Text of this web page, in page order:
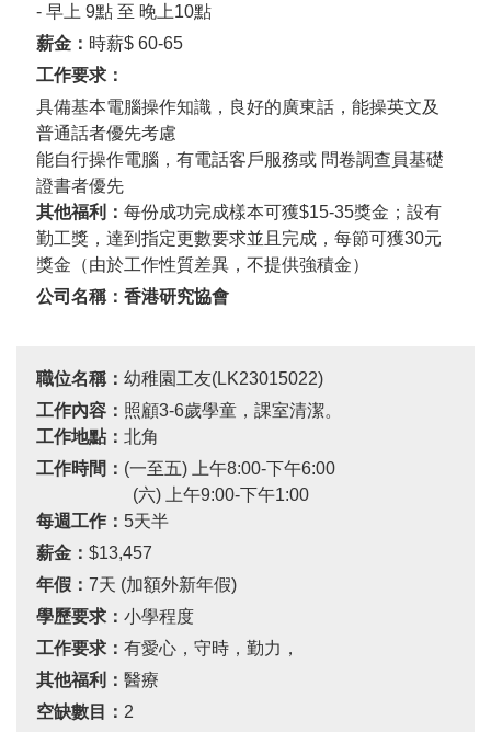
- 早上 9點 至 晚上10點
薪金： 時薪$ 60-65
工作要求：
具備基本電腦操作知識，良好的廣東話，能操英文及
普通話者優先考慮
能自行操作電腦，有電話客戶服務或 問卷調查員基礎
證書者優先
其他福利： 每份成功完成樣本可獲$15-35獎金；設有
勤工獎，達到指定更數要求並且完成，每節可獲30元
獎金（由於工作性質差異，不提供強積金）
公司名稱：香港研究協會
職位名稱： 幼稚園工友(LK23015022)
工作內容： 照顧3-6歲學童，課室清潔。
工作地點： 北角
工作時間： (一至五) 上午8:00-下午6:00
(六) 上午9:00-下午1:00
每週工作： 5天半
薪金： $13,457
年假： 7天 (加額外新年假)
學歷要求 ： 小學程度
工作要求： 有愛心，守時，勤力，
其他福利： 醫療
空缺數目： 2